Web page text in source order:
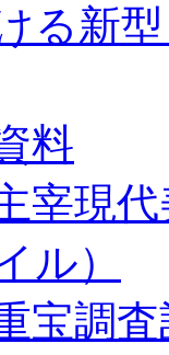
る新
料
宰現
ル）
宝調